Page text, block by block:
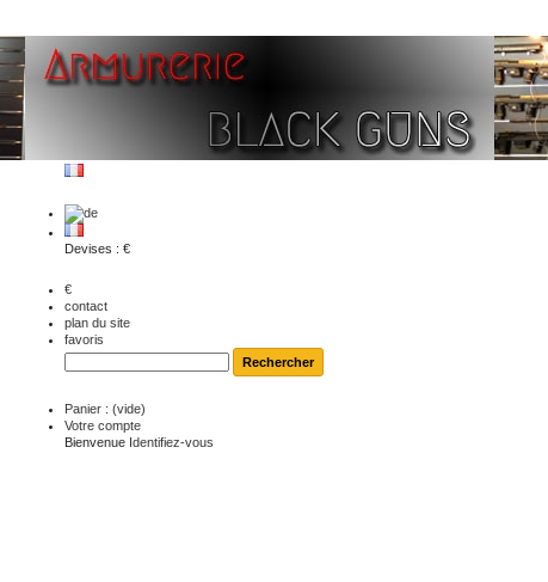
Devises : €
€
contact
plan du site
favoris
Panier : (vide)
Votre compte
Bienvenue Identifiez-vous